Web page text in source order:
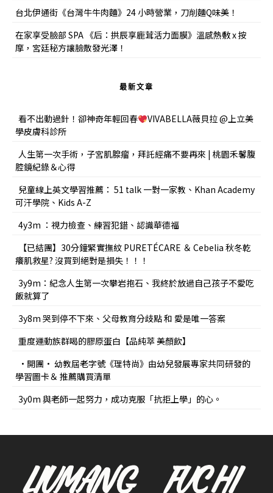
台北伊通街《台灣牛牛肉麵》24 小時營業，刀削麵Q味美！
在家享受臉部 SPA 《后：拱辰享鹿茸活力面膜》溫感熱敷 x 按
摩，宮廷秘方讓臉散發光澤！
最新文章
看不出動過針！卻神奇年輕回春
VIVABELLA薇貝拉 @上立美
學皮膚科診所
人生第一次手術，子宮肌腺瘤，拜託經痛不要再來 | 桃園禾馨腹
腔鏡紀錄＆心得
兒童線上英文學習推薦： 51 talk 一對一家教、Khan Academy
可汗學院、Kids A-Z
4y3m ：視力檢查、練習犯錯、認識華德福
【已結團】30分鐘緊實撫紋 PURETÉCARE ＆ Cebelia 秋冬乾
癢肌救星? 沒買到絕對是損失！！！
3y9m：紀念人生第一次攀岩抱石、我終於放過自己孩子不愛吃
飯就算了
3y8m 哭到停不下來、父母教育分歧點 和 愛是唯一答案
重度運動族群喝的膠原蛋白【品純萃 美顏飲】
•開團• 幼教屆老字號《理特尚》由幼兒發展專家共同研發的
學習圖卡＆ 推薦購買清單
3y0m 與老師一起努力，成功克服「抗拒上學」的心。